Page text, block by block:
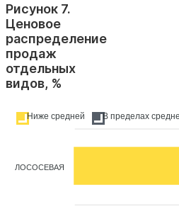
Рисунок 7.
Ценовое
распределение
продаж
отдельных
видов, %
Ниже средней В пределах
ЛОСОСЕВАЯ